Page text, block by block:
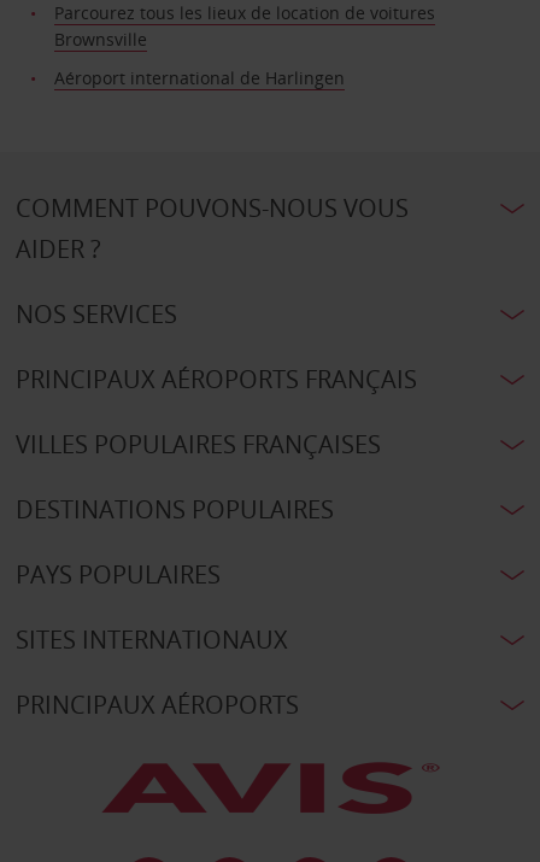
Parcourez tous les lieux de location de voitures
Brownsville
Aéroport international de Harlingen
COMMENT POUVONS-NOUS VOUS
AIDER ?
NOS SERVICES
PRINCIPAUX AÉROPORTS FRANÇAIS
VILLES POPULAIRES FRANÇAISES
DESTINATIONS POPULAIRES
PAYS POPULAIRES
SITES INTERNATIONAUX
PRINCIPAUX AÉROPORTS